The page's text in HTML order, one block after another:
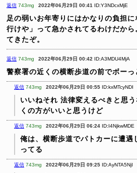
返信 743mg 2022年06月29日 00:41 ID:Y3NDcxMjE
足の弱いお年寄りにはかなりの負担
行けや」って急かされてるわけだか
てきたぞ。
返信 743mg 2022年06月29日 00:42 ID:A3MDU4MjA
警察署の近くの横断歩道の前でボー
返信 743mg 2022年06月29日 00:55 ID:kxMTcyNDI
いいねそれ 法律変えるべきと思
くの方がいいと思うけど
返信 743mg 2022年06月29日 06:24 ID:I4NjkwMDE
俺は、横断歩道でパトカーに遭遇
ってる
返信 743mg 2022年06月29日 09:25 ID:AyNTA5NjI